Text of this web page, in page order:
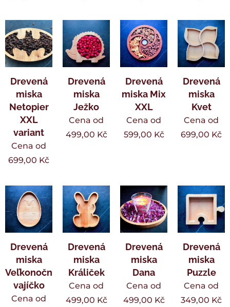
Drevená
miska
Netopier
XXL
variant
Cena od
699,00 Kč
Drevená
miska
Ježko
Cena od
499,00 Kč
Drevená
miska Mix
XXL
Cena od
599,00 Kč
Drevená
miska
Kvet
Cena od
699,00 Kč
Drevená
miska
Veľkonočné
vajíčko
Cena od
Drevená
miska
Králiček
Cena od
499,00 Kč
Drevená
miska
Dana
Cena od
499,00 Kč
Drevená
miska
Puzzle
Cena od
349,00 Kč